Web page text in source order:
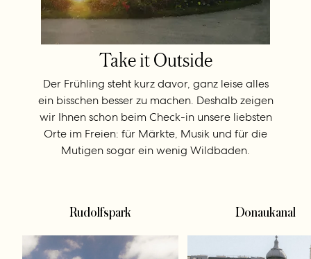
Take it Outside
Der Frühling steht kurz davor, ganz leise alles
ein bisschen besser zu machen. Deshalb zeigen
wir Ihnen schon beim Check-in unsere liebsten
Orte im Freien: für Märkte, Musik und für die
Mutigen sogar ein wenig Wildbaden.
Rudolfspark Donaukanal